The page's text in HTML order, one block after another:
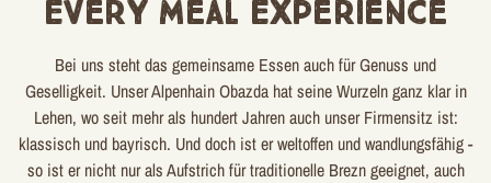
Every Meal Experience
Bei uns steht das gemeinsame Essen auch für Genuss und
Geselligkeit. Unser Alpenhain Obazda hat seine Wurzeln ganz klar in
Lehen, wo seit mehr als hundert Jahren auch unser Firmensitz ist:
klassisch und bayrisch. Und doch ist er weltoffen und wandlungsfähig -
so ist er nicht nur als Aufstrich für traditionelle Brezn geeignet, auch